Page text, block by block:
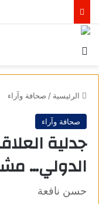
الرئيسية / صحافة وآراء
صحافة وآراء
جدلية
الدولي…
حسن نافعة